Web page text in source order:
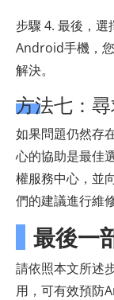
步驟 4. 最後，
Android手機，
解決。
方法七：
如果問題仍然存
心的協助是最佳
權服務中心，並
們的建議進行維
最後一
請依照本文所述
用，可有效預防